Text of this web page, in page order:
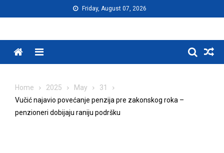
to
Friday, August 07, 2026
Menu
Home 2025 May
31
Vučić najavio povećanje penzija pre zakonskog roka –
penzioneri dobijaju raniju podršku